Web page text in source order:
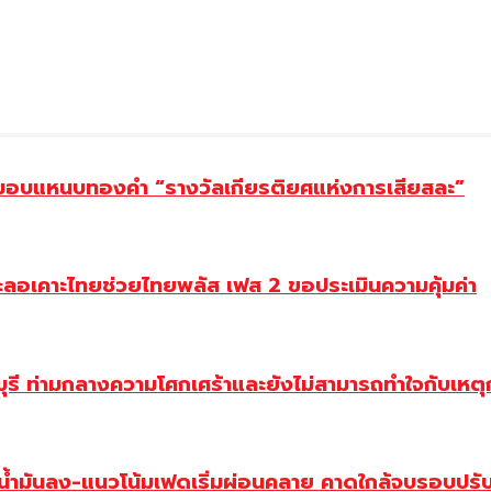
แหนบทองคำ “รางวัลเกียรติยศแห่งการเสียสละ”
คาะไทยช่วยไทยพลัส เฟส 2 ขอประเมินความคุ้มค่า
ามกลางความโศกเศร้าและยังไม่สามารถทำใจกับเห
นลง-แนวโน้มเฟดเริ่มผ่อนคลาย คาดใกล้จบรอบปรั